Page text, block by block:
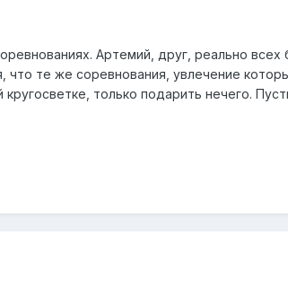
Артемий, друг, реально
что те же соревнования, увлечение
только подарить нечего.